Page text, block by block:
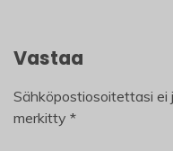
Vastaa
Sähköpostiosoitettasi ei
merkitty *